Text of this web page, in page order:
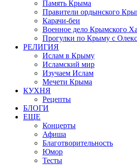
Память Крыма
Правители ордынского
Карачи-беи
Военное дело Крымского
Прогулки по Крыму с
РЕЛИГИЯ
Ислам в Крыму
Исламский мир
Изучаем Ислам
Мечети Крыма
КУХНЯ
Рецепты
БЛОГИ
ЕЩЕ
Концерты
Афиша
Благотворительность
Юмор
Тесты